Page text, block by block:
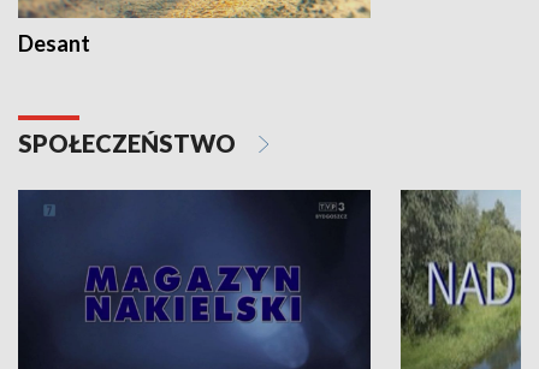
Desant
SPOŁECZEŃSTWO